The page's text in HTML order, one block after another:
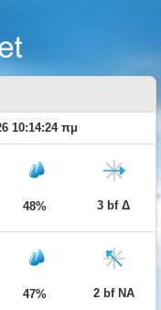
10:14:24 πμ
48% 3 bf Δ
47% 2 bf ΝΑ